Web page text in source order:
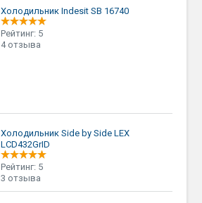
Холодильник Indesit SB 16740
Рейтинг: 5
4 отзыва
Холодильник Side by Side LEX
LCD432GrID
Рейтинг: 5
3 отзыва